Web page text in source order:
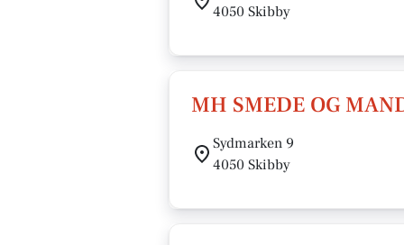
4050 Skibby
MH SMEDE OG
Sydmarken 9
4050 Skibby